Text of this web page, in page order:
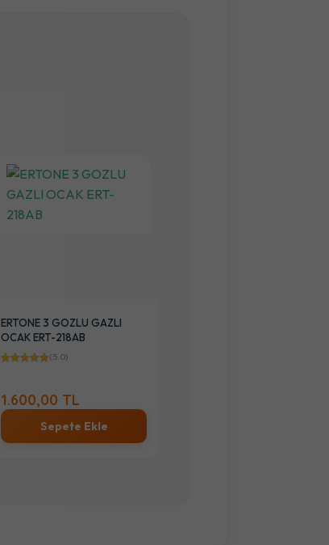
ERTONE 3 GOZLU GAZLI
OCAK ERT-218AB
(5.0)
1.600,00 TL
Sepete Ekle